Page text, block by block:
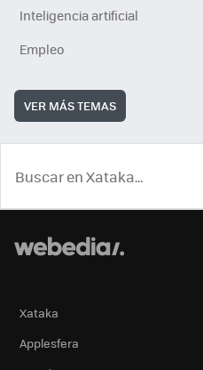
Inteligencia artificial
Empleo
VER MÁS TEMAS
Xataka
Applesfera